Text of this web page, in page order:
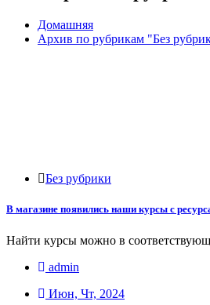
Домашняя
Архив по рубрикам "Без
Без рубрики
В магазине появились наши курсы с
Найти курсы можно в
admin
Июн, Чт, 2024